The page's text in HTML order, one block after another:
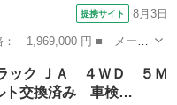
提携サイト 8月3日
サ ■ グレード名： Ｓ
センターインフォメーシ
ック ＪＡ ４ＷＤ ５Ｍ
交換済み 車検…